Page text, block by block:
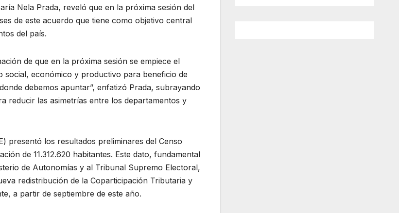
Nela Prada, reveló que en la próxima sesión del
de este acuerdo que tiene como objetivo central
del país.
de que en la próxima sesión se empiece el
económico y productivo para beneficio de
debemos apuntar”, enfatizó Prada, subrayando
reducir las asimetrías entre los departamentos y
presentó los resultados preliminares del Censo
de 11.312.620 habitantes. Este dato, fundamental
de Autonomías y al Tribunal Supremo Electoral,
redistribución de la Coparticipación Tributaria y
a partir de septiembre de este año.